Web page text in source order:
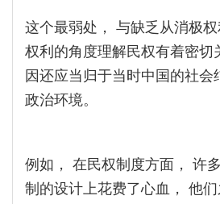
这个最弱处， 与缺乏从消极
权利的角度理解民权有着密切
因还应当归于当时中国的社会
政治环境。
例如， 在民权制度方面， 许
制的设计上花费了心血， 他